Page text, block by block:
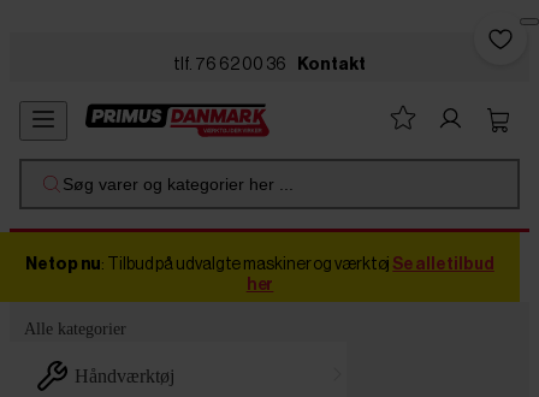
tlf. 76 62 00 36 Kontakt
Søg varer og kategorier her ...
Netop nu: Tilbud på udvalgte maskiner og værktøj Se alle tilbud
her
Alle kategorier
håndværktøj